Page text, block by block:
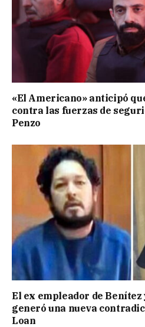
«El Americano» anticipó
contra las fuerzas de
Penzo
El ex empleador de
generó una nueva
Loan